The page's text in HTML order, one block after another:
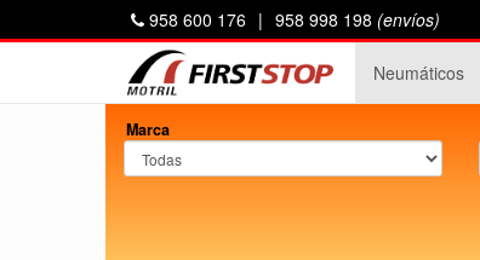
958 600 176 | 958 998 198 (envíos)
Neumáticos
Marca